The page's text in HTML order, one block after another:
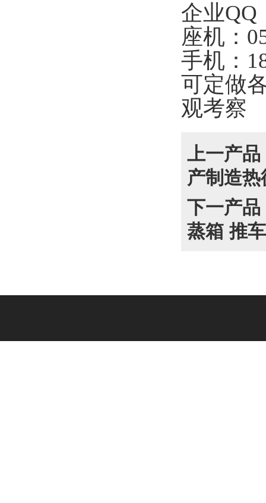
企业QQ
座机：
手机：
可定做
观考察
上一产品
产制造
下一产品
蒸箱 推